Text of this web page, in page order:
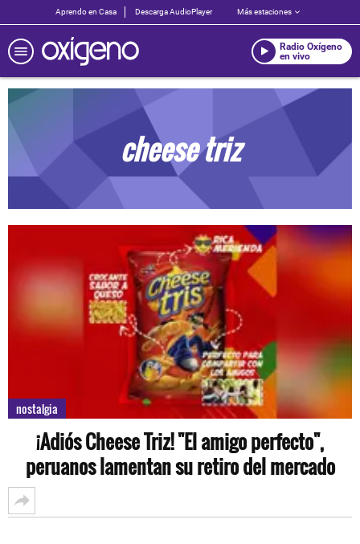
Aprendo en Casa Descarga AudioPlayer Más estaciones
Radio Oxígeno
en vivo
cheese triz
nostalgia
¡Adiós Cheese Triz! "El amigo perfecto",
peruanos lamentan su retiro del mercado